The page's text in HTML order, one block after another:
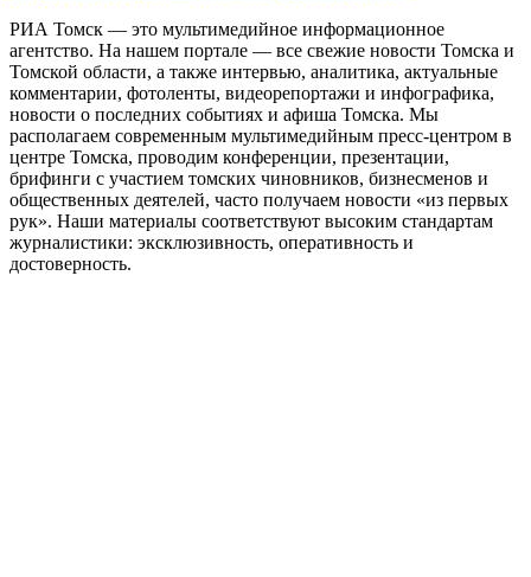
РИА Томск — это мультимедийное информационное
агентство. На нашем портале — все свежие новости Томска и
Томской области, а также интервью, аналитика, актуальные
комментарии, фотоленты, видеорепортажи и инфографика,
новости о последних событиях и афиша Томска. Мы
располагаем современным мультимедийным пресс-центром в
центре Томска, проводим конференции, презентации,
брифинги с участием томских чиновников, бизнесменов и
общественных деятелей, часто получаем новости «из первых
рук». Наши материалы соответствуют высоким стандартам
журналистики: эксклюзивность, оперативность и
достоверность.